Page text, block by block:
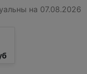
на 07.08.2026